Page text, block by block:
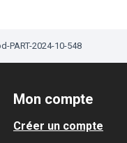
PART-2024-10-548
Mon compte
Créer un compte